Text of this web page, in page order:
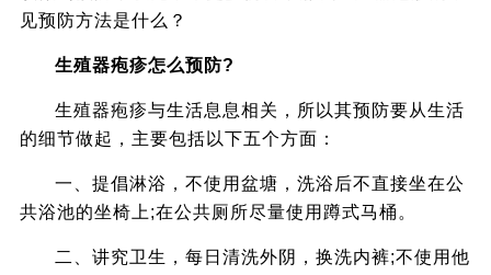
见预防方法是什么？
生殖器疱疹怎么预防?
生殖器疱疹与生活息息相关，所以其预防要从生活
的细节做起，主要包括以下五个方面：
一、提倡淋浴，不使用盆塘，洗浴后不直接坐在公
共浴池的坐椅上;在公共厕所尽量使用蹲式马桶。
二、讲究卫生，每日清洗外阴，换洗内裤;不使用他